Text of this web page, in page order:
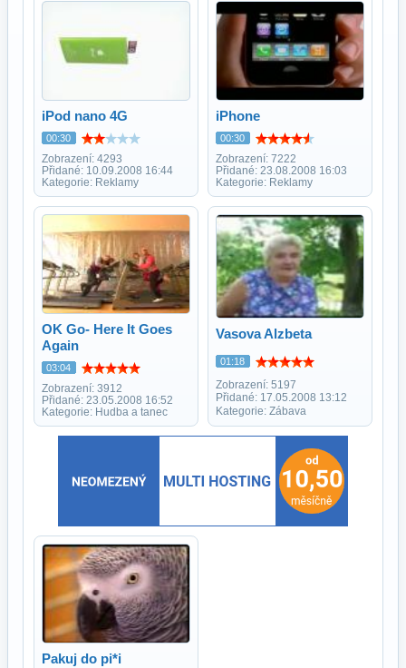
iPod nano 4G
00:30
Zobrazení: 4293
Přidané: 10.09.2008 16:44
Kategorie: Reklamy
iPhone
00:30
Zobrazení: 7222
Přidané: 23.08.2008 16:03
Kategorie: Reklamy
OK Go- Here It Goes
Again
03:04
Zobrazení: 3912
Přidané: 23.05.2008 16:52
Kategorie: Hudba a tanec
Vasova Alzbeta
01:18
Zobrazení: 5197
Přidané: 17.05.2008 13:12
Kategorie: Zábava
Pakuj do pi*i